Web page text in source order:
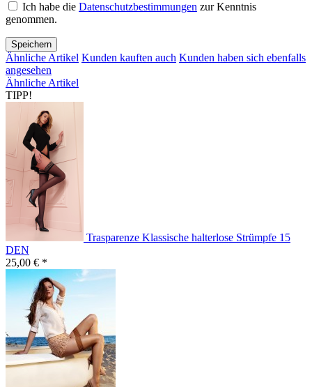
Ich habe die Datenschutzbestimmungen zur Kenntnis
genommen.
Speichern
Ähnliche Artikel Kunden kauften auch Kunden haben sich ebenfalls
angesehen
Ähnliche Artikel
TIPP!
Trasparenze Klassische halterlose Strümpfe 15
DEN
25,00 € *